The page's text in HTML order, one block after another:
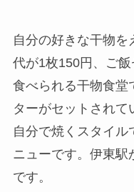
自分の好きな干物を
代が1枚150円、ご
食べられる干物食堂
ターがセットされて
自分で焼くスタイル
ニューです。伊東駅
です。